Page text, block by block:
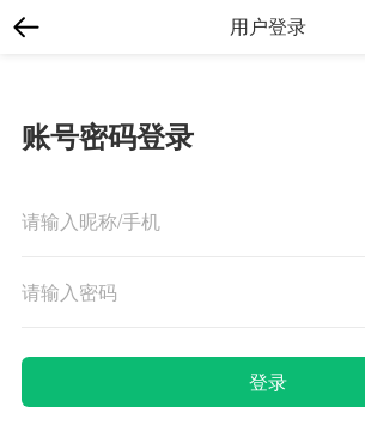
用户登录
账号密码登录